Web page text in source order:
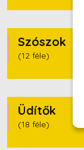
Szószok
(12 féle)
Üdítők
(18 féle)